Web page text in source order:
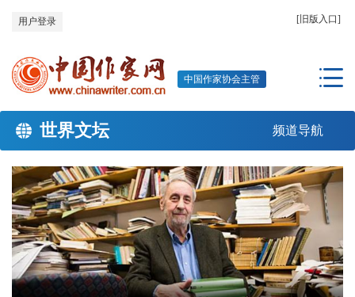
[旧版入口]
用户登录
中国作家协会主管
世界文坛 频道导航